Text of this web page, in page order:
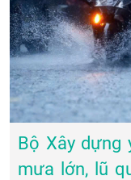
Bộ Xây dựng
mưa lớn, lũ